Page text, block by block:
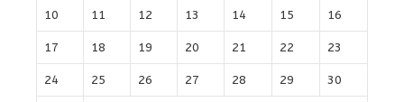
10 11 12 13 14 15 16
17 18 19 20 21 22 23
24 25 26 27 28 29 30